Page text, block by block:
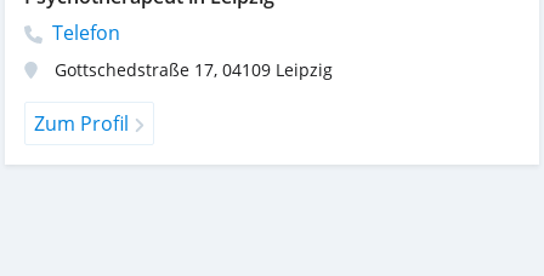
Telefon
Gottschedstraße 17, 04109 Leipzig
Zum Profil